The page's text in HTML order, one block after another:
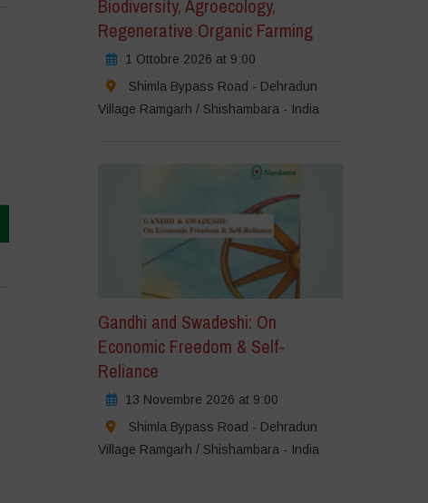
Biodiversity, Agroecology,
Regenerative Organic Farming
1 Ottobre 2026 at 9:00
Shimla Bypass Road - Dehradun
Village Ramgarh / Shishambara - India
Gandhi and Swadeshi: On
Economic Freedom & Self-
Reliance
13 Novembre 2026 at 9:00
Shimla Bypass Road - Dehradun
Village Ramgarh / Shishambara - India